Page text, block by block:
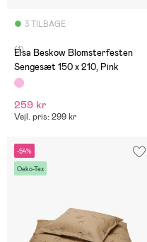
3 TILBAGE
(1)
Elsa Beskow Blomsterfesten
Sengesæt 150 x 210, Pink
259 kr
Vejl. pris: 299 kr
-54%
Oeko-Tex